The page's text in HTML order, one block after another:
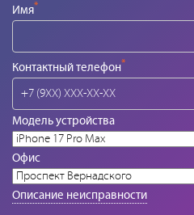
Имя*
Контактный телефон*
Модель устройства
Офис
Описание неисправности